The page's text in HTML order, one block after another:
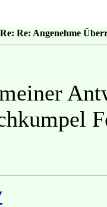
Re: Angenehme